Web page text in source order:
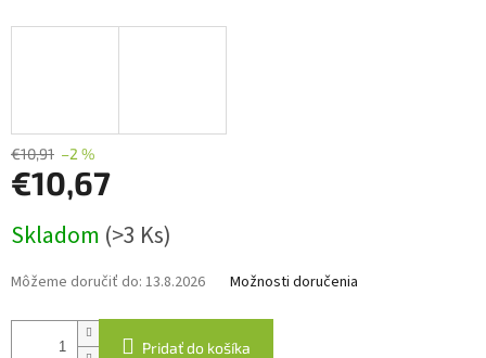
€10,91 –2 %
€10,67
cena:
Skladom (>3 Ks)
Môžeme doručiť do: 13.8.2026 Možnosti doručenia
Pridať do košíka